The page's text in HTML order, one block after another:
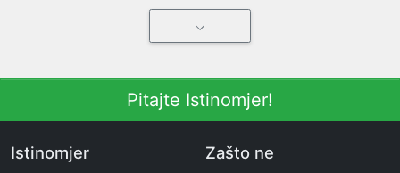
Pitajte Istinomjer!
Istinomjer Zašto ne